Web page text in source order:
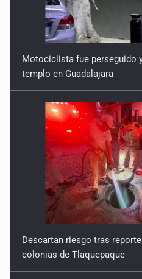
Motociclista fue perseguido
templo en Guadalajara
Descartan riesgo tras
colonias de Tlaquepaque